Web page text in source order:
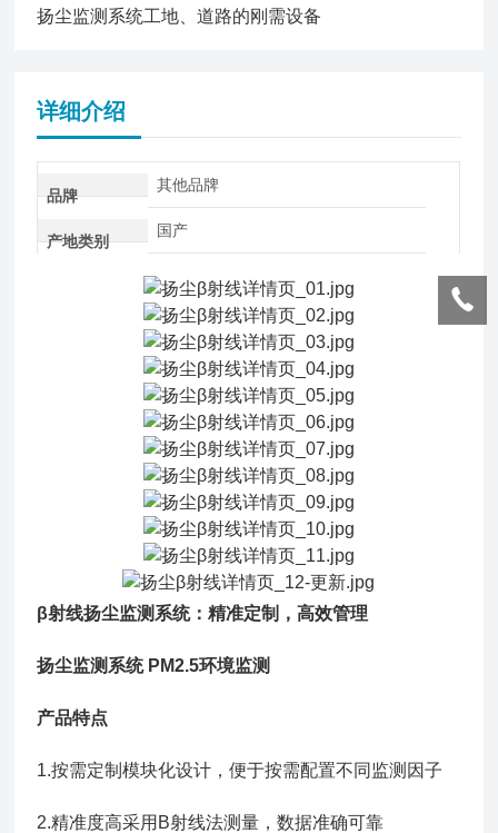
扬尘监测系统工地、道路的刚需设备
详细介绍
品牌
其他品牌
产地类别
国产
β射线扬尘监测系统：精准定制，高效管理
扬尘监测系统 PM2.5环境监测
产品特点
1.按需定制模块化设计，便于按需配置不同监测因子
2.精准度高采用B射线法测量，数据准确可靠